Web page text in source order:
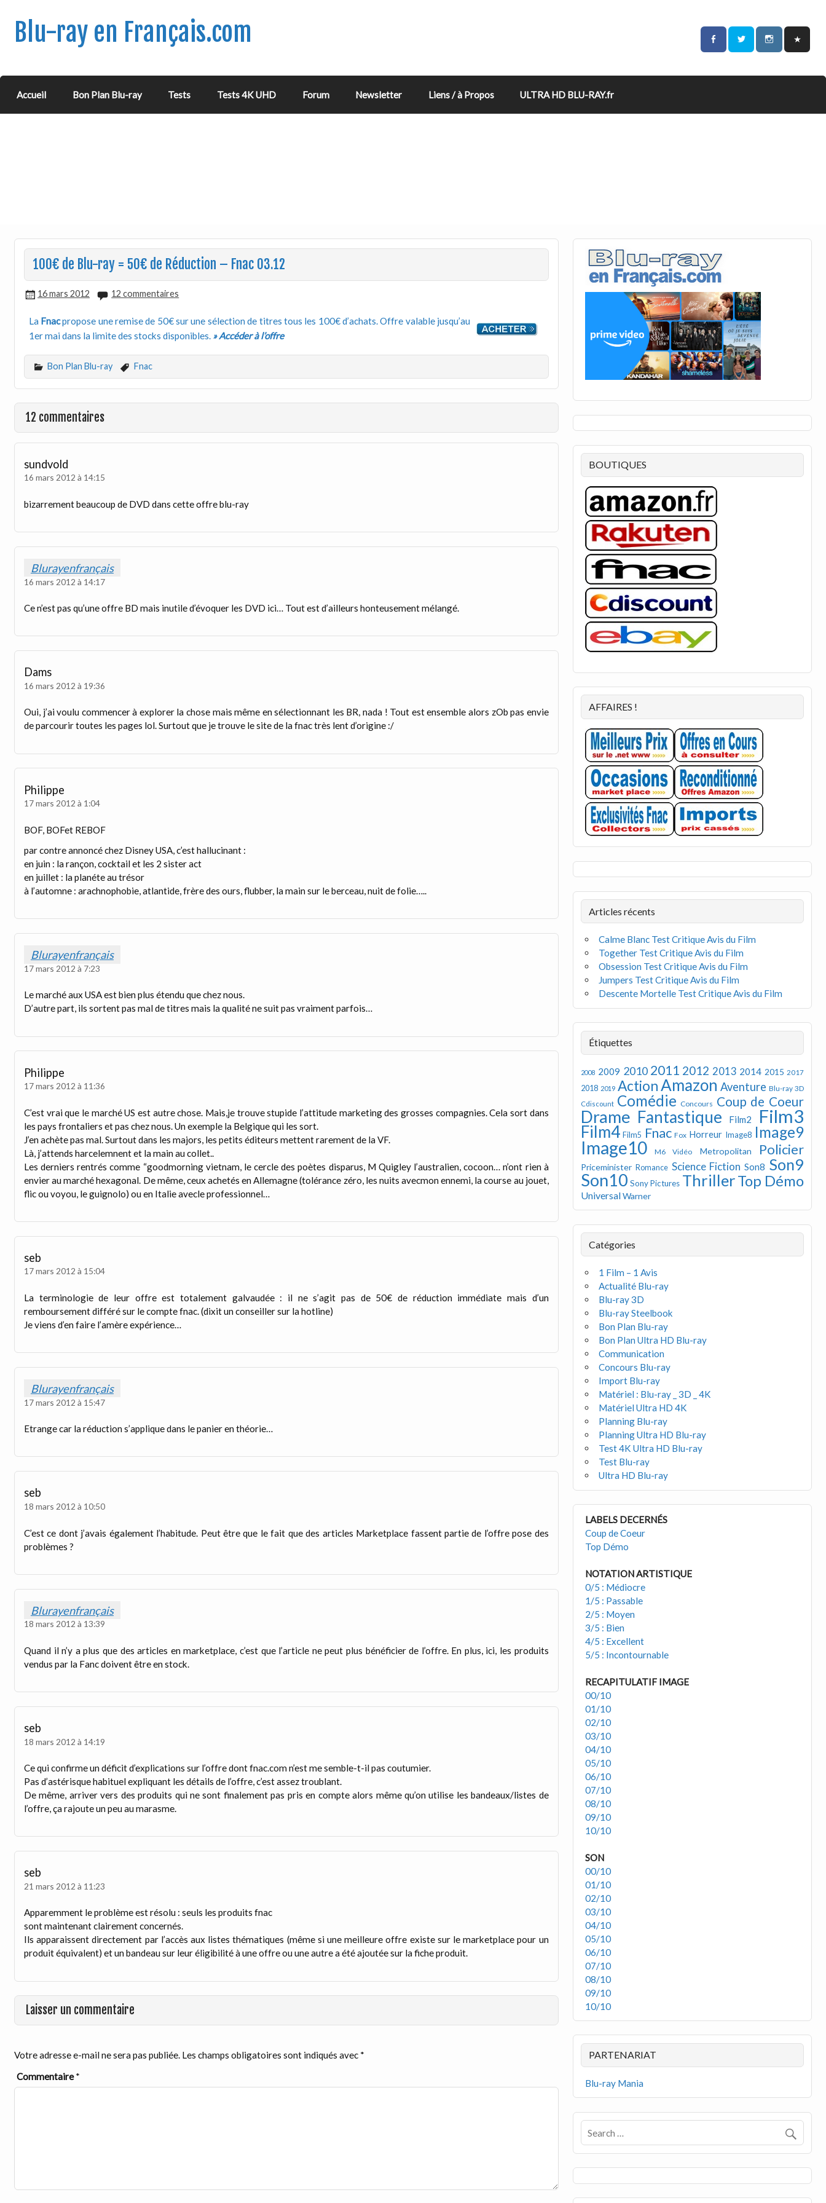
Blu-ray en Français.com
Accueil Bon Plan Blu-ray Tests Tests 4K UHD Forum Newsletter Liens / à Propos ULTRA HD BLU-RAY.fr
100€ de Blu-ray = 50€ de Réduction – Fnac 03.12
16 mars 2012 12 commentaires
La Fnacpropose une remise de 50€ sur une sélection de titres tous les 100€ d’achats. Offre valable jusqu’au
1er mai dans la limite des stocks disponibles. » Accéder à l’offre
Bon Plan Blu-ray Fnac
12 commentaires
sundvold
16 mars 2012 à 14:15
bizarrement beaucoup de DVD dans cette offre blu-ray
Blurayenfrançais
16 mars 2012 à 14:17
Ce n’est pas qu’une offre BD mais inutile d’évoquer les DVD ici… Tout est d’ailleurs honteusement mélangé.
Dams
16 mars 2012 à 19:36
Oui, j’ai voulu commencer à explorer la chose mais même en sélectionnant les BR, nada ! Tout est ensemble alors zOb pas envie
de parcourir toutes les pages lol. Surtout que je trouve le site de la fnac très lent d’origine :/
Philippe
17 mars 2012 à 1:04
BOF, BOFet REBOF
par contre annoncé chez Disney USA, c’est hallucinant :
en juin : la rançon, cocktail et les 2 sister act
en juillet : la planéte au trésor
à l’automne : arachnophobie, atlantide, frère des ours, flubber, la main sur le berceau, nuit de folie…..
Blurayenfrançais
17 mars 2012 à 7:23
Le marché aux USA est bien plus étendu que chez nous.
D’autre part, ils sortent pas mal de titres mais la qualité ne suit pas vraiment parfois…
Philippe
17 mars 2012 à 11:36
C’est vrai que le marché US est autre chose. Mais,je trouve stupide l’attitude marketing des grosses compagnies. Cela sort dans
les pays frontaliers et pas chez nous. Un exemple la Belgique qui les sort.
J’en achète pas mal. Surtout dans les majors, les petits éditeurs mettent rarement de la VF.
Là, j’attends harcelemnent et la main au collet..
Les derniers rentrés comme “goodmorning vietnam, le cercle des poètes disparus, M Quigley l’australien, cocoon… n’ont rien à
envier au marché hexagonal. De même, ceux achetés en Allemagne (tolérance zéro, les nuits avecmon ennemi, la course au jouet,
flic ou voyou, le guignolo) ou en Italie avecle professionnel…
seb
17 mars 2012 à 15:04
La terminologie de leur offre est totalement galvaudée : il ne s’agit pas de 50€ de réduction immédiate mais d’un
remboursement différé sur le compte fnac. (dixit un conseiller sur la hotline)
Je viens d’en faire l’amère expérience…
Blurayenfrançais
17 mars 2012 à 15:47
Etrange car la réduction s’applique dans le panier en théorie…
seb
18 mars 2012 à 10:50
C’est ce dont j’avais également l’habitude. Peut être que le fait que des articles Marketplace fassent partie de l’offre pose des
problèmes ?
Blurayenfrançais
18 mars 2012 à 13:39
Quand il n’y a plus que des articles en marketplace, c’est que l’article ne peut plus bénéficier de l’offre. En plus, ici, les produits
vendus par la Fanc doivent être en stock.
seb
18 mars 2012 à 14:19
Ce qui confirme un déficit d’explications sur l’offre dont fnac.com n’est me semble-t-il pas coutumier.
Pas d’astérisque habituel expliquant les détails de l’offre, c’est assez troublant.
De même, arriver vers des produits qui ne sont finalement pas pris en compte alors même qu’on utilise les bandeaux/listes de
l’offre, ça rajoute un peu au marasme.
seb
21 mars 2012 à 11:23
Apparemment le problème est résolu : seuls les produits fnac
sont maintenant clairement concernés.
Ils apparaissent directement par l’accès aux listes thématiques (même si une meilleure offre existe sur le marketplace pour un
produit équivalent) et un bandeau sur leur éligibilité à une offre ou une autre a été ajoutée sur la fiche produit.
Laisser un commentaire
Votre adresse e-mail ne sera pas publiée. Les champs obligatoires sont indiqués avec *
Commentaire*
BOUTIQUES
AFFAIRES !
Articles récents
Calme Blanc Test Critique Avis du Film
Together Test Critique Avis du Film
Obsession Test Critique Avis du Film
Jumpers Test Critique Avis du Film
Descente Mortelle Test Critique Avis du Film
Étiquettes
2008 2009 2010 2011 2012 2013 2014 2015 2017
2018 2019 ActionAmazon Aventure Blu-ray 3D
Cdiscount Comédie Concours Coup de Coeur
Drame Fantastique Film2 Film3
Film4 Film5 Fnac Fox Horreur Image8 Image9
Image10 M6 Vidéo Metropolitan Policier
Priceminister Romance Science Fiction Son8 Son9
Son10 Sony Pictures ThrillerTop Démo
UniversalWarner
Catégories
1 Film – 1 Avis
Actualité Blu-ray
Blu-ray 3D
Blu-ray Steelbook
Bon Plan Blu-ray
Bon Plan Ultra HD Blu-ray
Communication
Concours Blu-ray
Import Blu-ray
Matériel : Blu-ray _ 3D _ 4K
Matériel Ultra HD 4K
Planning Blu-ray
Planning Ultra HD Blu-ray
Test 4K Ultra HD Blu-ray
Test Blu-ray
Ultra HD Blu-ray
LABELS DECERNÉS
Coup de Coeur
Top Démo
NOTATION ARTISTIQUE
0/5 : Médiocre
1/5 : Passable
2/5 : Moyen
3/5 : Bien
4/5 : Excellent
5/5 : Incontournable
RECAPITULATIF IMAGE
00/10
01/10
02/10
03/10
04/10
05/10
06/10
07/10
08/10
09/10
10/10
SON
00/10
01/10
02/10
03/10
04/10
05/10
06/10
07/10
08/10
09/10
10/10
PARTENARIAT
Blu-ray Mania